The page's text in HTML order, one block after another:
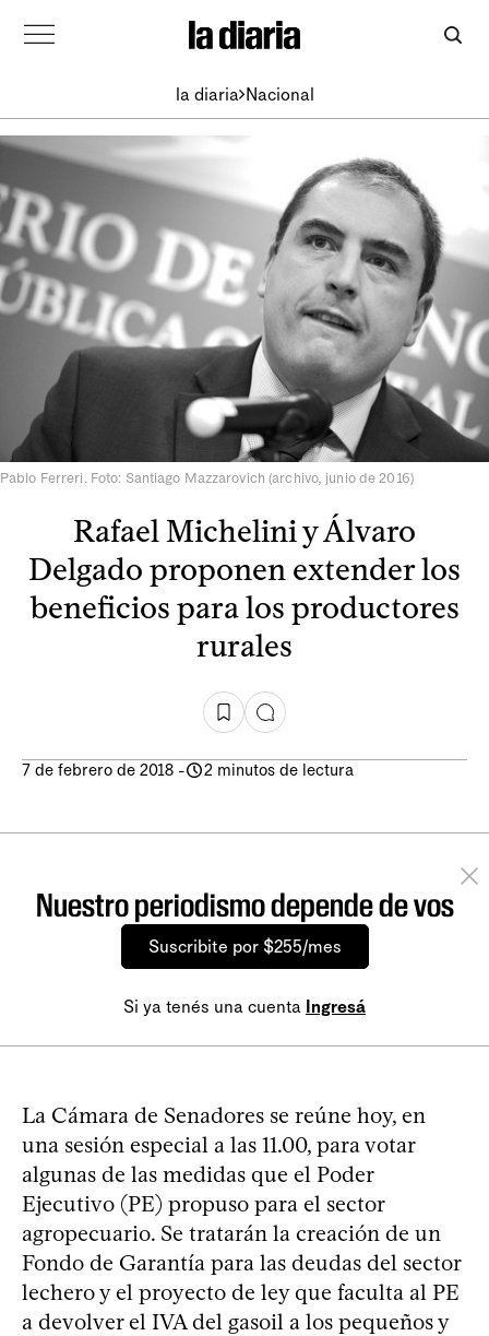
la diaria Nacional
Pablo Ferreri. Foto: Santiago Mazzarovich (archivo, junio de 2016)
Rafael Michelini y Álvaro
Delgado proponen extender los
beneficios para los productores
rurales
7 de febrero de 2018 - 2 minutos de lectura
Nuestro periodismo depende de vos
Suscribite por $255/mes
Si ya tenés una cuenta Ingresá
La Cámara de Senadores se reúne hoy, en
una sesión especial a las 11.00, para votar
algunas de las medidas que el Poder
Ejecutivo (PE) propuso para el sector
agropecuario. Se tratarán la creación de un
Fondo de Garantía para las deudas del sector
lechero y el proyecto de ley que faculta al PE
a devolver el IVA del gasoil a los pequeños y